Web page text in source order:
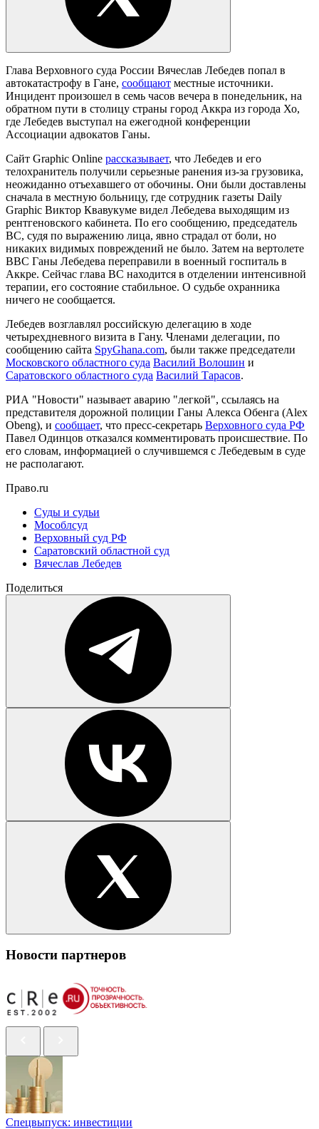
Глава Верховного суда России Вячеслав Лебедев попал в
автокатастрофу в Гане, сообщают местные источники.
Инцидент произошел в семь часов вечера в понедельник, на
обратном пути в столицу страны город Аккра из города Хо,
где Лебедев выступал на ежегодной конференции
Ассоциации адвокатов Ганы.
Сайт Graphic Online рассказывает, что Лебедев и его
телохранитель получили серьезные ранения из-за грузовика,
неожиданно отъехавшего от обочины. Они были доставлены
сначала в местную больницу, где сотрудник газеты Daily
Graphic Виктор Квавукуме видел Лебедева выходящим из
рентгеновского кабинета. По его сообщению, председатель
ВС, судя по выражению лица, явно страдал от боли, но
никаких видимых повреждений не было. Затем на вертолете
ВВС Ганы Лебедева переправили в военный госпиталь в
Аккре. Сейчас глава ВС находится в отделении интенсивной
терапии, его состояние стабильное. О судьбе охранника
ничего не сообщается.
Лебедев возглавлял российскую делегацию в ходе
четырехдневного визита в Гану. Членами делегации, по
сообщению сайта SpyGhana.com, были также председатели
Московского областного суда Василий Волошин и
Саратовского областного суда Василий Тарасов.
РИА "Новости" называет аварию "легкой", ссылаясь на
представителя дорожной полиции Ганы Алекса Обенга (Alex
Obeng), и сообщает, что пресс-секретарь Верховного суда РФ
Павел Одинцов отказался комментировать происшествие. По
его словам, информацией о случившемся с Лебедевым в суде
не располагают.
Право.ru
Суды и судьи
Мособлсуд
Верховный суд РФ
Саратовский областной суд
Вячеслав Лебедев
Поделиться
Новости партнеров
Спецвыпуск: инвестиции